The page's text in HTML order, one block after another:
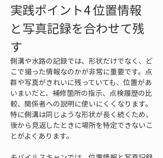
実践ポイント4 位置情報
と写真記録を合わせて残
す
側溝や水路の記録では、形状だけでなく、ど
こで撮った情報なのかが非常に重要です。点
群や写真がきれいに残っていても、位置があ
いまいだと、補修箇所の指示、点検履歴の比
較、関係者への説明に使いにくくなります。
特に側溝は同じような形状が長く続くため、
後から見返したときに場所を特定できないこ
とがよくあります。